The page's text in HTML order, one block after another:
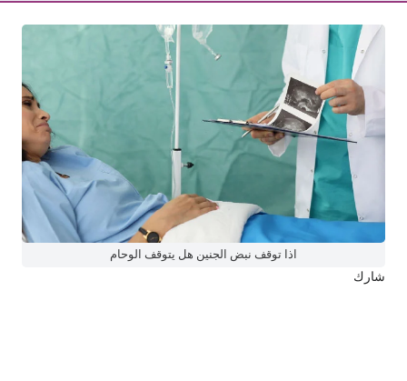
اذا توقف نبض الجنين هل يتوقف الوحام
شارك